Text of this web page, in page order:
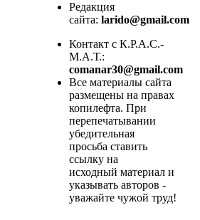
Редакция
сайта: larido@gmail.com
Контакт с К.Р.А.С.-
М.А.Т.:
comanar30@gmail.com
Все материалы сайта
размещены на правах
копилефта. При
перепечатывании
убедительная
просьба ставить
ссылку на
исходный материал и
указывать авторов -
уважайте чужой труд!